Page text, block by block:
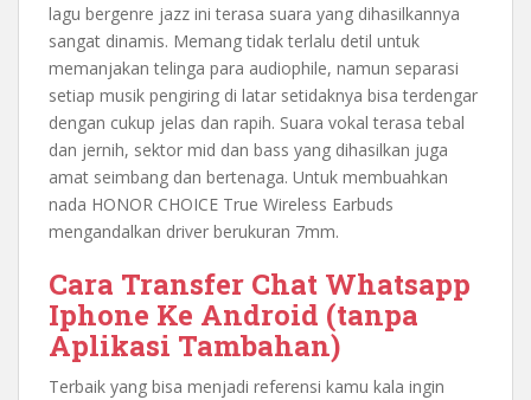
lagu bergenre jazz ini terasa suara yang dihasilkannya
sangat dinamis. Memang tidak terlalu detil untuk
memanjakan telinga para audiophile, namun separasi
setiap musik pengiring di latar setidaknya bisa terdengar
dengan cukup jelas dan rapih. Suara vokal terasa tebal
dan jernih, sektor mid dan bass yang dihasilkan juga
amat seimbang dan bertenaga. Untuk membuahkan
nada HONOR CHOICE True Wireless Earbuds
mengandalkan driver berukuran 7mm.
Cara Transfer Chat Whatsapp
Iphone Ke Android (tanpa
Aplikasi Tambahan)
Terbaik yang bisa menjadi referensi kamu kala ingin